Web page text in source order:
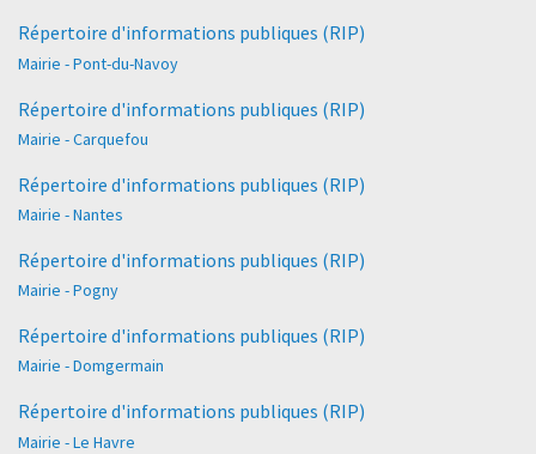
Répertoire d'informations publiques (RIP)
Mairie - Pont-du-Navoy
Répertoire d'informations publiques (RIP)
Mairie - Carquefou
Répertoire d'informations publiques (RIP)
Mairie - Nantes
Répertoire d'informations publiques (RIP)
Mairie - Pogny
Répertoire d'informations publiques (RIP)
Mairie - Domgermain
Répertoire d'informations publiques (RIP)
Mairie - Le Havre